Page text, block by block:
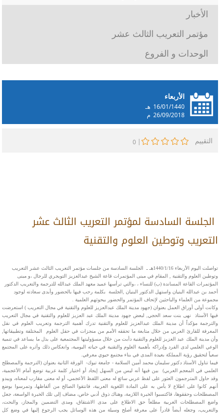
الوحدات و الفروع
مؤتمر التعريب الثالث عشر
الأخبار
الأربعاء
16/01/1440 هـ
26/09/2018 م
التقييم |
0
الجلسة السادسة لمؤتمر التعريب الثالث عشر
التعريب وتوطين العلوم والتقنية
تواصلت اليوم الأربعاء 1440/1/16هـ ـ الجلسة السادسة من جلسات مؤتمر التعريب الثالث عشر التعريب
وتوطين العلوم والتقنية , المقام في مبنى المؤتمرات قاعة الشيخ عبدالعزيز التويجري للرجال ،و مبنى
المؤتمرات القاعة المساندة (ب) للنساء ، ،والتي ترأسها عميد معهد الملك عبدالله للترجمة والتعريب الدكتور
أحمد بن عبدالله البنيان واستهل الدكتور البنيان ,الجلسة بكلمة رحب فيها بالحضور وأبدى سعادته لوجود
مجموعة من العلماء والباحثين لإتحاف المؤتمر والحضور ببحوثهم العلمية .
وكانت أولى أوراق العمل بعنوان (جهود مدينة الملك عبدالعزيز للعلوم والتقنية في مجال التعريب ) استعرضت
فيها الأستاذ نهى بنت سعد الحجي, لبعض جهود مدينة الملك عبد العزيز للعلوم والتقنية في مجال التعريب
والترجمة مؤكداً أن مدينة الملك عبدالعزيز للعلوم والتقنية تدرك أهمية الترجمة وتعريب العلوم في نقل
المعرفة للقارئ العربي من خلال متابعة ما تحققه الأمم من منجزات في حقل العلوم المختلفة وتطبيقاتها,
وأن مدينة الملك عبد العزيز للعلوم والتقنية دأبت من خلال مسؤوليتها المجتمعية على بذل ما يساعد في تنمية
الوعي العلمي لدى الفرد وإدراكه بأهمية العلوم والتقنية في حياته اليومية، وانعكاس ذلك وأثره على المجتمع
سعياً لتحقيق رؤية المملكة بعيدة المدى في بناء مجتمع حيوي معرفي.
فيما تناول الأستاذ دكتور سليمان محمد أمين السلامة - جامعة تبوك- الورقة الثانية بعنوان (الترجمة والمصطلح
العلمي في المعجم العربي) بين فيها أنه ليس من السهل إيجاد أو اختيار كلمة عربية توضع أمام الأعجمية،
وقد حاول المترجمون العثور على لفظ عربي سائغ له معنى اللفظ الأعجمي، أو له معنى مقارب لمعناه، ويبدو
أنهم كانوا على اطلاع لا بأس به على المادة اللغوية العربية، فانتقوا الصالح من ألفاظها، وتمرسوا بوضع
المصطلحات وحققوها، فاكتسبوا الخبرة اللازمة، وهناك ذوق أدبي خاص، مضاف إلى تلك الخبرة الواسعة، جعل
واضع المصطلحات العربية مطلعاً حق الاطلاع على مدى الاشتقاق، ومدى التضمين والمجاز، والنحت،
والتعريب، وجعله أيضاً قادراً على معرفة أصلح وسيلة من هذه الوسائل يجب الرجوع إليها في وضع كل